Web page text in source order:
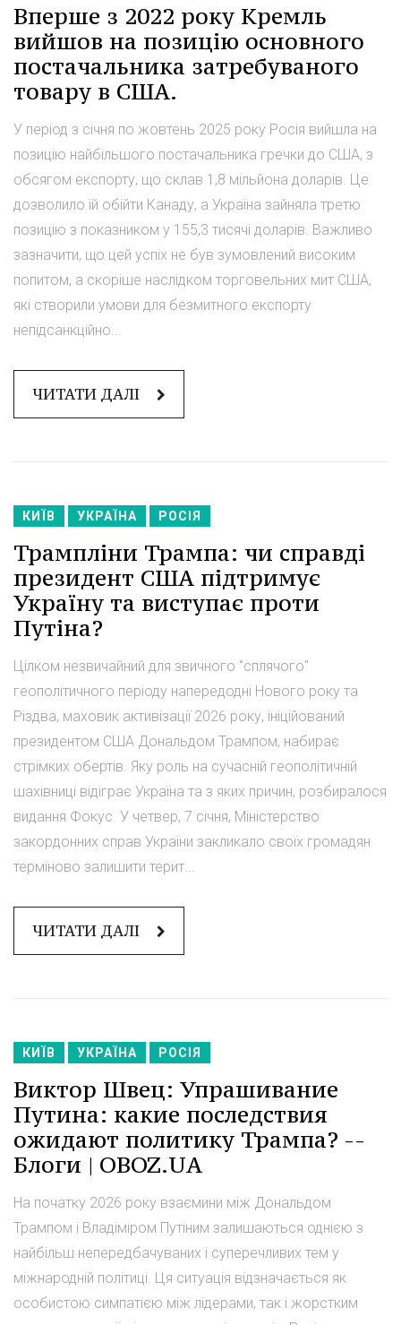
Вперше з 2022 року Кремль
вийшов на позицію основного
постачальника затребуваного
товару в США.
У період з січня по жовтень 2025 року Росія вийшла на
позицію найбільшого постачальника гречки до США, з
обсягом експорту, що склав 1,8 мільйона доларів. Це
дозволило їй обійти Канаду, а Україна зайняла третю
позицію з показником у 155,3 тисячі доларів. Важливо
зазначити, що цей успіх не був зумовлений високим
попитом, а скоріше наслідком торговельних мит США,
які створили умови для безмитного експорту
непідсанкційно...
ЧИТАТИ ДАЛІ
КИЇВ УКРАЇНА РОСІЯ
Трампліни Трампа: чи справді
президент США підтримує
Україну та виступає проти
Путіна?
Цілком незвичайний для звичного "сплячого"
геополітичного періоду напередодні Нового року та
Різдва, маховик активізації 2026 року, ініційований
президентом США Дональдом Трампом, набирає
стрімких обертів. Яку роль на сучасній геополітичній
шахівниці відіграє Україна та з яких причин, розбиралося
видання Фокус. У четвер, 7 січня, Міністерство
закордонних справ України закликало своїх громадян
терміново залишити терит...
ЧИТАТИ ДАЛІ
КИЇВ УКРАЇНА РОСІЯ
Виктор Швец: Упрашивание
Путина: какие последствия
ожидают политику Трампа? --
Блоги | OBOZ.UA
На початку 2026 року взаємини між Дональдом
Трампом і Владіміром Путіним залишаються однією з
найбільш непередбачуваних і суперечливих тем у
міжнародній політиці. Ця ситуація відзначається як
особистою симпатією між лідерами, так і жорстким